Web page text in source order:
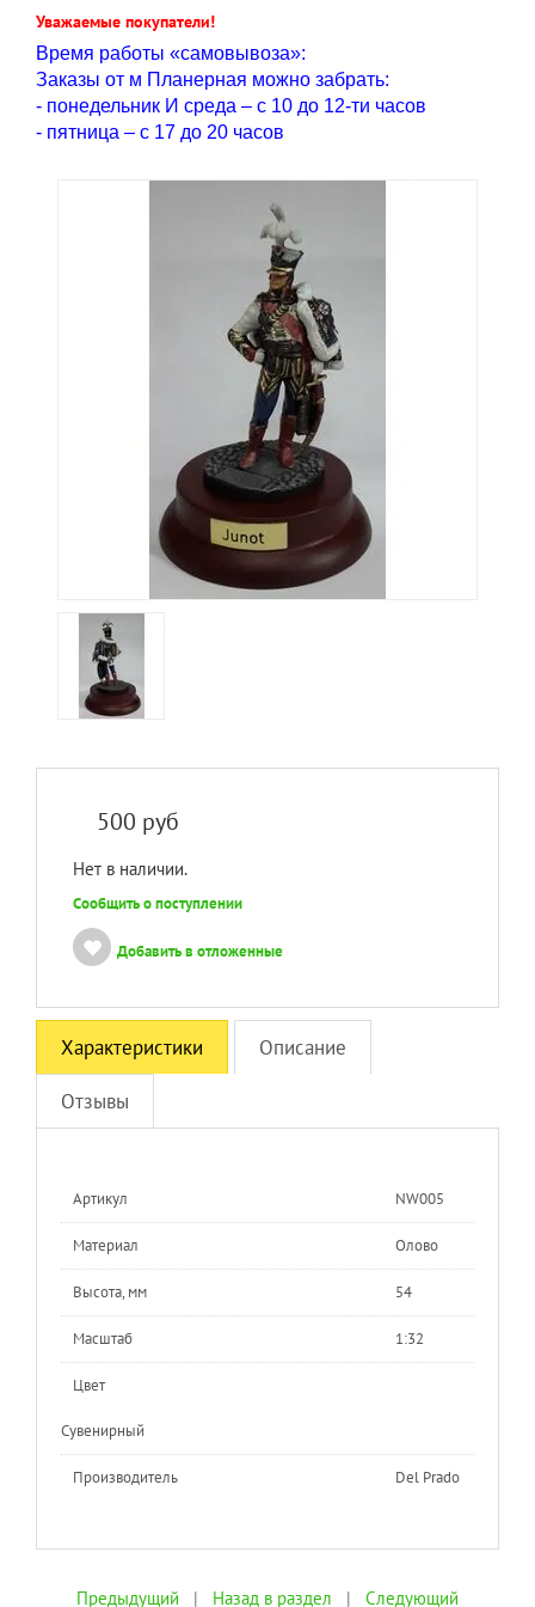
Уважаемые покупатели!
Время работы «самовывоза»:
Заказы от м Планерная можно забрать:
- понедельник И среда – с 10 до 12-ти часов
- пятница – с 17 до 20 часов
500 руб
Нет в наличии.
Сообщить о поступлении
Добавить в отложенные
Характеристики Описание
Отзывы
Артикул NW005
Материал Олово
Высота, мм 54
Масштаб 1:32
Цвет
Сувенирный
Производитель Del Prado
Предыдущий | Назад в раздел | Следующий